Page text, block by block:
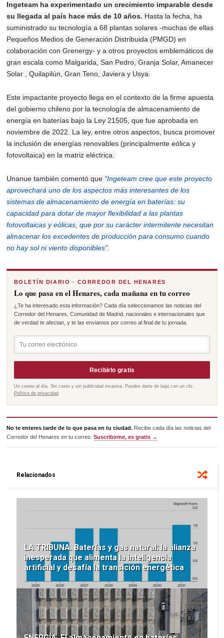
Ingeteam ha experimentado un crecimiento imparable desde
su llegada al país hace más de 10 años. Hasta la fecha, ha
suministrado su tecnología a 68 plantas solares -muchas de ellas
Pequeños Medios de Generación Distribuida (PMGD) en
colaboración con Grenergy- y a otros proyectos emblemáticos de
gran escala como Malgarida, San Pedro, Granja Solar, Amanecer
Solar , Quilapilún, Gran Teno, Javiera y Usya.
Este impactante proyecto llega en el contexto de la firme apuesta
del gobierno chileno por la tecnología de almacenamiento de
energía en baterías bajo la Ley 21505, que fue aprobada en
noviembre de 2022. La ley, entre otros aspectos, busca promover
la inclusión de energías renovables (principalmente eólica y
fotovoltaica) en la matriz eléctrica.
Unanue también comentó que “Ingeteam cree que este proyecto
aprovechará uno de los aspectos más interesantes de los
sistemas de almacenamiento de energía en baterías: su
capacidad para dotar de mayor flexibilidad a las plantas
fotovoltaicas y eólicas, que por su carácter intermitente necesitan
almacenar los excedentes de producción para consumo cuando
no hay sol ni viento disponibles”.
BOLETÍN DIARIO · CORREDOR DEL HENARES
Lo que pasa en el Henares, cada mañana en tu correo
¿Te ha interesado esta información? Cada día seleccionamos las noticias del
Corredor del Henares, Comunidad de Madrid, nacionales e internacionales que
de verdad te afectan, y te las enviamos por correo al final de tu jornada.
Recibirlo gratis
Un correo al día. Sin coste y sin publicidad invasiva. Puedes darte de baja con un clic.
Política de privacidad
No te enteres tarde de lo que pasa en tu ciudad. Recibe cada día las noticias del
Corredor del Henares en tu correo.Suscribirme, es gratis →
Relacionados
LA TRIBUNA. Baterías y gas natural: la alianza
inesperada que alimenta la inteligencia
artificial y desafía la transición energética